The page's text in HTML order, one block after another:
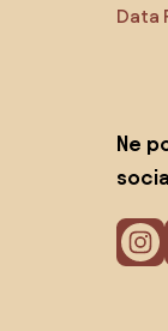
Data
Ne